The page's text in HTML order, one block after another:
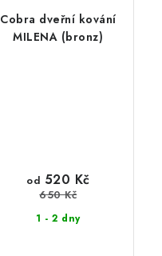
Cobra dveřní kování
MILENA (bronz)
1 - 2 dny
od 520 Kč
650 Kč